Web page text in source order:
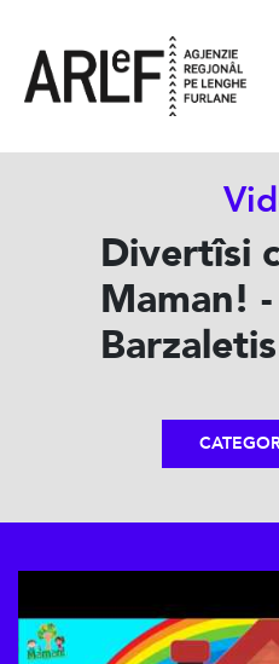
Divertîsi
Maman! -
Barzaletis